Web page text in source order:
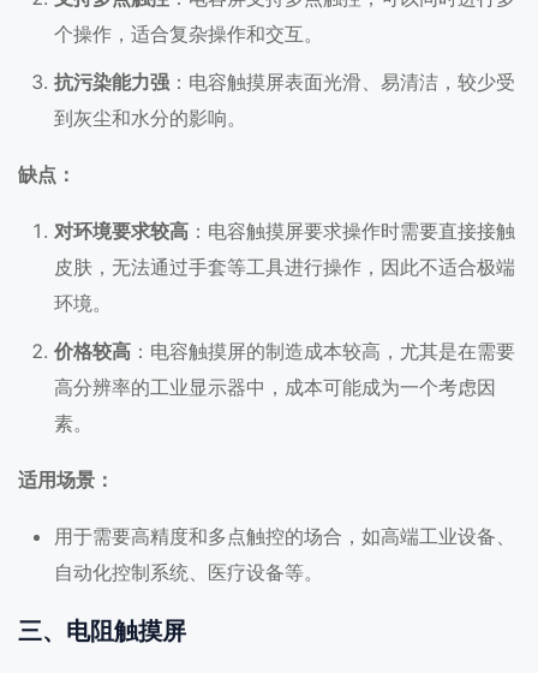
个操作，适合复杂操作和交互。
抗污染能力强 ：电容触摸屏表面光滑、易清洁，较少受
到灰尘和水分的影响。
缺点：
对环境要求较高 ：电容触摸屏要求操作时需要直接接触
皮肤，无法通过手套等工具进行操作，因此不适合极端
环境。
价格较高 ：电容触摸屏的制造成本较高，尤其是在需要
高分辨率的工业显示器中，成本可能成为一个考虑因
素。
适用场景：
用于需要高精度和多点触控的场合，如高端工业设备、
自动化控制系统、医疗设备等。
三、电阻触摸屏